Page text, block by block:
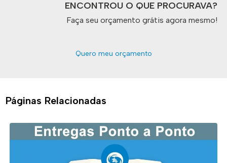
ENCONTROU O QUE PROCURAVA?
Faça seu orçamento grátis agora mesmo!
Quero meu orçamento
Páginas Relacionadas